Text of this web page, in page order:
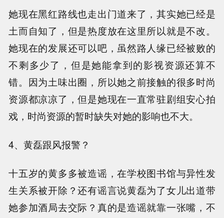
她现在黑红路线也走出门道来了，其实她已经是
土而自知了，但是热度放在这里所以就是不改。
她现在的发展还可以吧，虽然路人缘已经被败的
不剩多少了，但是她能拿到的影视资源还算不
错。因为土味出圈，所以她之前接触的很多时尚
资源都凉凉了，但是她现在一直常驻剧组安心拍
戏，时尚资源的暂时缺失对她的影响也不大。
4、黄磊跟风报警？
十五岁的黄多多被造谣，在学校图书馆与异性发
生关系被开除？还有谣言说黄磊为了女儿出道带
她参加酒局去交际？真的是造谣就靠一张嘴，不